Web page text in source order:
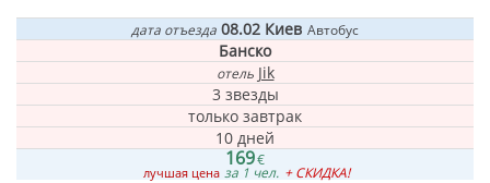
дата отъезда 08.02 Киев Автобус
Банско
отель Jik
3 звезды
только завтрак
10 дней
169€
лучшая цена за 1 чел. + СКИДКА!